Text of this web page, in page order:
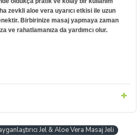
zevkli aloe vera uyarıcı etkisi ile uzun
Birbirinize masaj yapmaya zaman
ve rahatlamanıza da yardımcı olur.
Jel & Aloe Vera Masaj Jeli